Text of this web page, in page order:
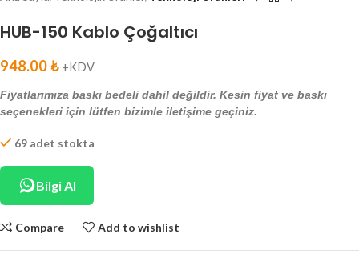
HUB-150 Kablo Çoğaltıcı
948.00₺ +KDV
Fiyatlarımıza baskı bedeli dahil değildir. Kesin fiyat ve baskı
seçenekleri için lütfen bizimle iletişime geçiniz.
69 adet stokta
Bilgi Al
Compare Add to wishlist